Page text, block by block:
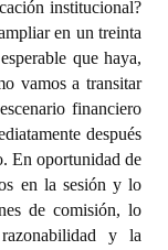
institucional?
en un treinta
que haya,
vamos a transitar
financiero
después
En oportunidad de
en la sesión y lo
de comisión, lo
y la